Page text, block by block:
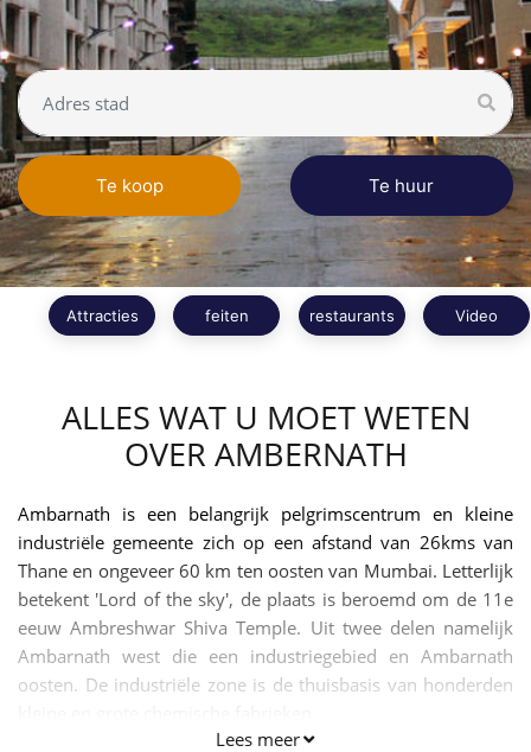
Te koop Te huur
Attracties feiten restaurants Video
ALLES WAT U MOET WETEN
OVER AMBERNATH
Ambarnath is een belangrijk pelgrimscentrum en kleine
industriële gemeente zich op een afstand van 26kms van
Thane en ongeveer 60 km ten oosten van Mumbai. Letterlijk
betekent 'Lord of the sky', de plaats is beroemd om de 11e
eeuw Ambreshwar Shiva Temple. Uit twee delen namelijk
Ambarnath west die een industriegebied en Ambarnath
oosten. De industriële zone is de thuisbasis van honderden
Lees meer